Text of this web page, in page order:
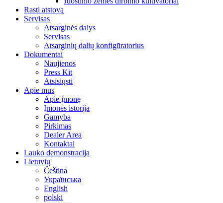
Rasti atstovą
Servisas
Atsarginės dalys
Servisas
Atsarginių dalių konfigūratorius
Dokumentai
Naujienos
Press Kit
Atsisiųsti
Apie mus
Apie įmonę
Įmonės istorija
Gamyba
Pirkimas
Dealer Area
Kontaktai
Lauko demonstracija
Lietuvių
Čeština
Українська
English
polski